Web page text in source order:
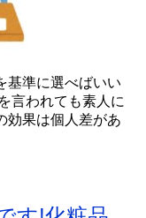
基準に選べばいい
言われても素人に
効果は個人差があ